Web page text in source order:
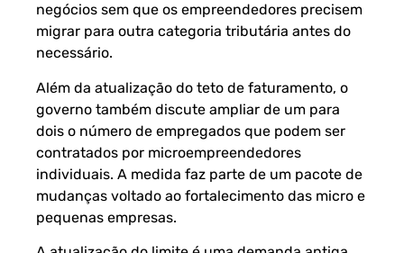
negócios sem que os empreendedores precisem
migrar para outra categoria tributária antes do
necessário.
Além da atualização do teto de faturamento, o
governo também discute ampliar de um para
dois o número de empregados que podem ser
contratados por microempreendedores
individuais. A medida faz parte de um pacote de
mudanças voltado ao fortalecimento das micro e
pequenas empresas.